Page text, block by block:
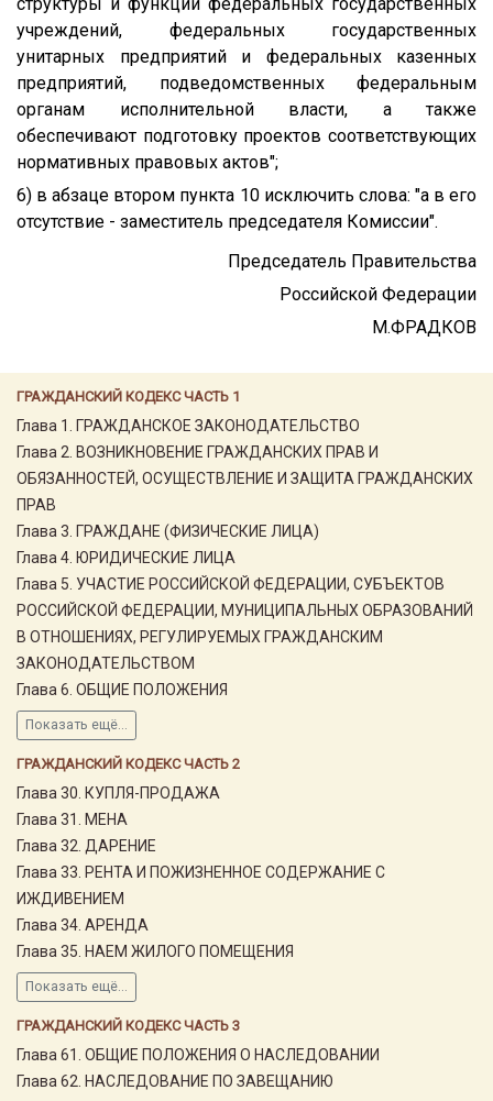
ГРАЖДАНСКИЙ КОДЕКС ЧАСТЬ 1
Глава 1. ГРАЖДАНСКОЕ ЗАКОНОДАТЕЛЬСТВО
Глава 2. ВОЗНИКНОВЕНИЕ ГРАЖДАНСКИХ ПРАВ И
ОБЯЗАННОСТЕЙ, ОСУЩЕСТВЛЕНИЕ И ЗАЩИТА ГРАЖДАНСКИХ
ПРАВ
Глава 3. ГРАЖДАНЕ (ФИЗИЧЕСКИЕ ЛИЦА)
Глава 4. ЮРИДИЧЕСКИЕ ЛИЦА
Глава 5. УЧАСТИЕ РОССИЙСКОЙ ФЕДЕРАЦИИ, СУБЪЕКТОВ
РОССИЙСКОЙ ФЕДЕРАЦИИ, МУНИЦИПАЛЬНЫХ ОБРАЗОВАНИЙ
В ОТНОШЕНИЯХ, РЕГУЛИРУЕМЫХ ГРАЖДАНСКИМ
ЗАКОНОДАТЕЛЬСТВОМ
Глава 6. ОБЩИЕ ПОЛОЖЕНИЯ
Показать ещё...
ГРАЖДАНСКИЙ КОДЕКС ЧАСТЬ 2
Глава 30. КУПЛЯ-ПРОДАЖА
Глава 31. МЕНА
Глава 32. ДАРЕНИЕ
Глава 33. РЕНТА И ПОЖИЗНЕННОЕ СОДЕРЖАНИЕ С
ИЖДИВЕНИЕМ
Глава 34. АРЕНДА
Глава 35. НАЕМ ЖИЛОГО ПОМЕЩЕНИЯ
Показать ещё...
ГРАЖДАНСКИЙ КОДЕКС ЧАСТЬ 3
Глава 61. ОБЩИЕ ПОЛОЖЕНИЯ О НАСЛЕДОВАНИИ
Глава 62. НАСЛЕДОВАНИЕ ПО ЗАВЕЩАНИЮ
учреждений, федеральных государственных
унитарных предприятий и федеральных казенных
предприятий, подведомственных федеральным
органам исполнительной власти, а также
обеспечивают подготовку проектов соответствующих
нормативных правовых актов";
6) в абзаце втором пункта 10 исключить слова: "а в его
отсутствие - заместитель председателя Комиссии".
Председатель Правительства
Российской Федерации
М.ФРАДКОВ